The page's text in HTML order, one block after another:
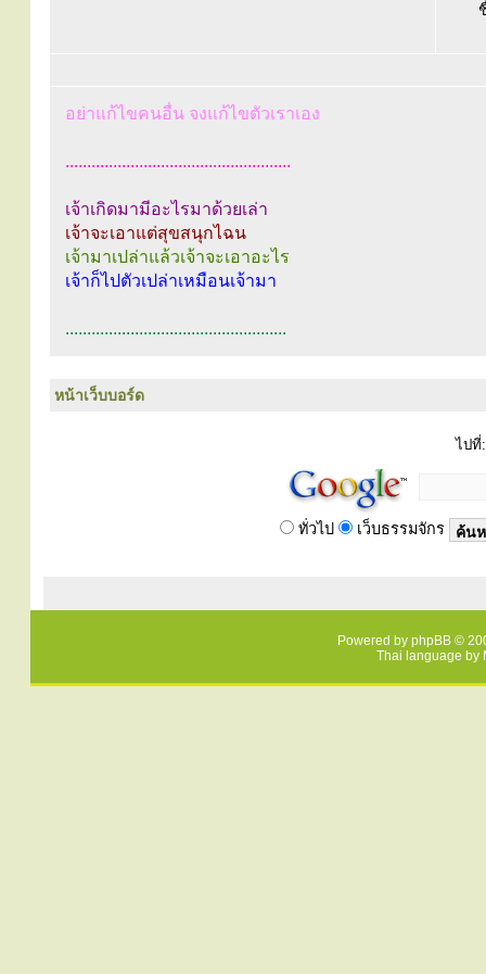
อย่าแก้ไขคนอื่น จงแก้ไขตัวเราเอง
....................................................
เจ้าเกิดมามีอะไรมาด้วยเล่า
เจ้าจะเอาแต่สุขสนุกไฉน
เจ้ามาเปล่าแล้วเจ้าจะเอาอะไร
เจ้าก็ไปตัวเปล่าเหมือนเจ้ามา
...................................................
หน้าเว็บบอร์ด
ไปที่:
ทั่วไป เว็บธรรมจักร
Powered by phpBB ©
Thai language by